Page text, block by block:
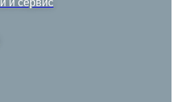
и сервис